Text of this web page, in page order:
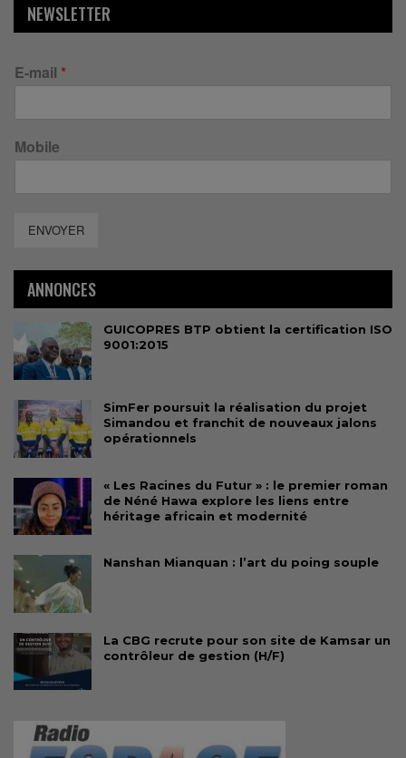
NEWSLETTER
E-mail *
Mobile
ENVOYER
ANNONCES
GUICOPRES BTP obtient la certification ISO
9001:2015
SimFer poursuit la réalisation du projet
Simandou et franchit de nouveaux jalons
opérationnels
« Les Racines du Futur » : le premier roman
de Néné Hawa explore les liens entre
héritage africain et modernité
Nanshan Mianquan : l’art du poing souple
La CBG recrute pour son site de Kamsar un
contrôleur de gestion (H/F)